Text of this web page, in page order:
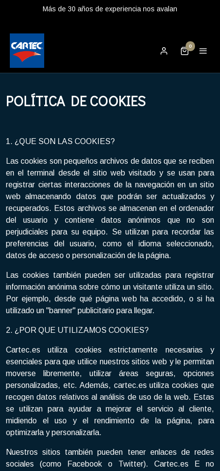
Más de 30 años de experiencia nos avalan
0
POLÍTICA DE COOKIES
1. ¿QUE SON LAS COOKIES?
Las cookies son pequeños archivos de datos que se reciben
en el terminal desde el sitio web visitado y se usan para
registrar ciertas interacciones de la navegación en un sitio
web almacenando datos que podrán ser actualizados y
recuperados. Estos archivos se almacenan en el ordenador
del usuario y contiene datos anónimos que no son
perjudiciales para su equipo. Se utilizan para recordar las
preferencias del usuario, como el idioma seleccionado,
datos de acceso o personalización de la página.
Las cookies también pueden ser utilizadas para registrar
información anónima sobre cómo un visitante utiliza un sitio.
Por ejemplo, desde qué página web ha accedido, o si ha
utilizado un "banner" publicitario para llegar.
2. ¿POR QUE UTILIZAMOS COOKIES?
Cartec.es utiliza cookies estrictamente necesarias y
esenciales para que utilice nuestros sitios web y le permitan
moverse libremente, utilizar áreas seguras, opciones
personalizadas, etc. Además, cartec.es utiliza cookies que
recogen datos relativos al análisis de uso de la web. Estas
se utilizan para ayudar a mejorar el servicio al cliente,
midiendo el uso y el rendimiento de la página, para
optimizarla y personalizarla.
Nuestros sitios también pueden tener enlaces de redes
sociales (como Facebook o Twitter). Cartec.es E no